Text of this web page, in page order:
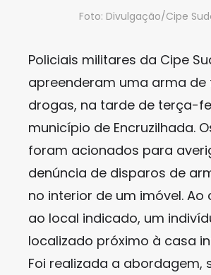
Foto: Divulgação/Cipe
Policiais militares da Cipe
apreenderam uma arma de
drogas, na tarde de terça-
município de Encruzilhada.
foram acionados para
denúncia de disparos de
no interior de um imóvel. Ao
ao local indicado, um
localizado próximo à casa
Foi realizada a abordagem,